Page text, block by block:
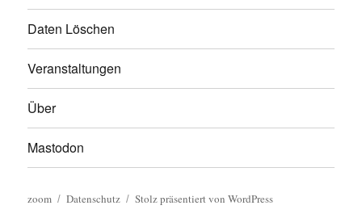
Daten Löschen
Veranstaltungen
Über
Mastodon
zoom Datenschutz Stolz präsentiert von WordPress